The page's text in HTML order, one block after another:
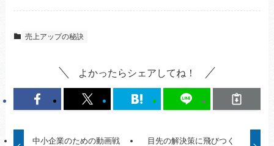
売上アップの秘訣
よかったらシェアしてね！
中小企業のための動画戦
目先の解決策に飛びつく